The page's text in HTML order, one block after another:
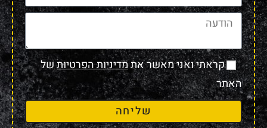
קראתי ואני מאשר אתמדיניות הפרטיותשל
האתר
שליחה